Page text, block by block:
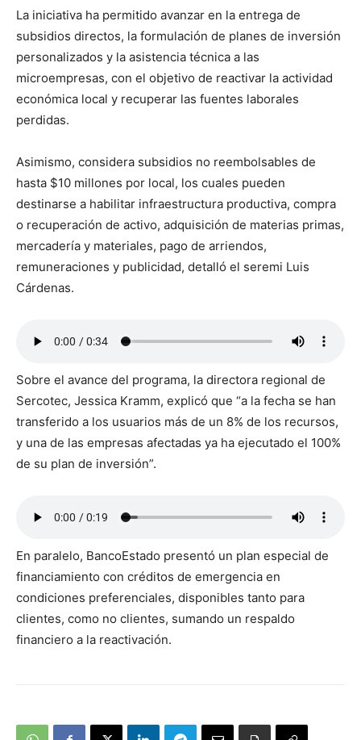
La iniciativa ha permitido avanzar en la entrega de
subsidios directos, la formulación de planes de inversión
personalizados y la asistencia técnica a las
microempresas, con el objetivo de reactivar la actividad
económica local y recuperar las fuentes laborales
perdidas.
Asimismo, considera subsidios no reembolsables de
hasta $10 millones por local, los cuales pueden
destinarse a habilitar infraestructura productiva, compra
o recuperación de activo, adquisición de materias primas,
mercadería y materiales, pago de arriendos,
remuneraciones y publicidad, detalló el seremi Luis
Cárdenas.
Sobre el avance del programa, la directora regional de
Sercotec, Jessica Kramm, explicó que “a la fecha se han
transferido a los usuarios más de un 8% de los recursos,
y una de las empresas afectadas ya ha ejecutado el 100%
de su plan de inversión”.
En paralelo, BancoEstado presentó un plan especial de
financiamiento con créditos de emergencia en
condiciones preferenciales, disponibles tanto para
clientes, como no clientes, sumando un respaldo
financiero a la reactivación.